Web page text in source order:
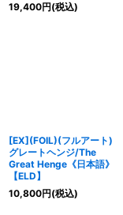
19,400円(税込)
[EX](FOIL)(フルアート)
グレートヘンジ/The
Great Henge《日本語》
【ELD】
10,800円(税込)